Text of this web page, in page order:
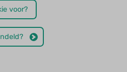
voor?